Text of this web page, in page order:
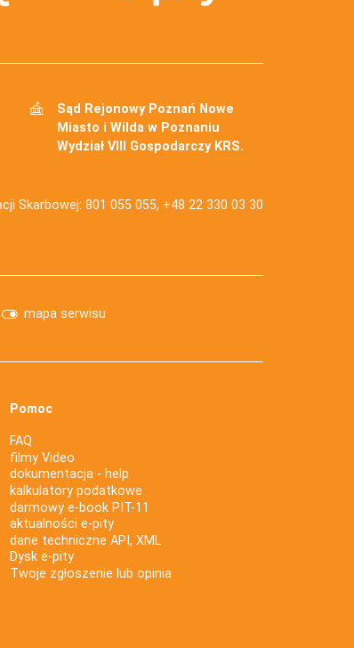
Sąd Rejonowy Poznań Nowe
Miasto i Wilda w Poznaniu
Wydział VIII Gospodarczy KRS.
Skarbowej: 801 055 055, +48 22 330 03 30
mapa serwisu
Pomoc
FAQ
filmy Video
dokumentacja - help
kalkulatory podatkowe
darmowy e-book PIT-11
aktualności e-pity
dane techniczne API, XML
Dysk e-pity
Twoje zgłoszenie lub opinia